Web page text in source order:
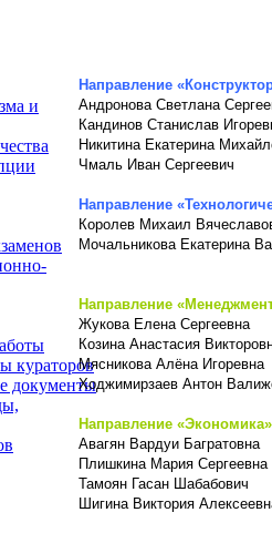
и
кураторов
документы
Направление
Андронова Светлана
Кандинов Станислав
Никитина Екатерина
Чмаль Иван Сергеевич
Направление
Королев Михаил
Мочальникова Екатерина
Направление
Жукова Елена Сергеевна
Козина Анастасия
Мясникова Алёна Игоревна
Ходжимирзаев Антон
Направление «Экономика»
Авагян Вардуи Багратовна
Плишкина Мария Сергеевна
Тамоян Гасан Шабабович
Шигина Виктория